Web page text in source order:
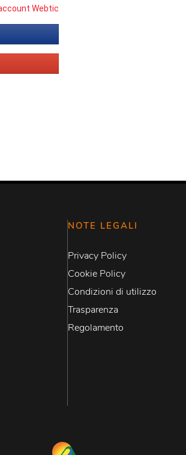
NOTE LEGALI
Privacy Policy
Cookie Policy
Condizioni di utilizzo
Trasparenza
Regolamento